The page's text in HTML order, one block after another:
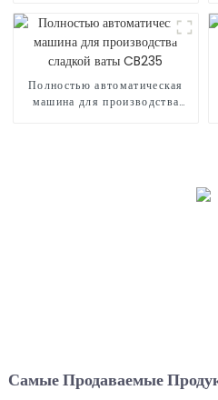
Полностью автоматическая
машина для производства
Самые Продаваемые